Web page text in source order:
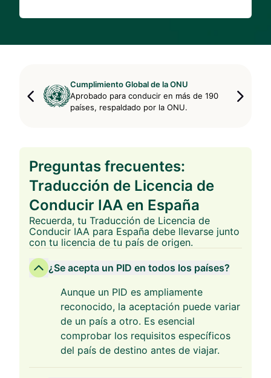
Cumplimiento Global de la ONU
Aprobado para conducir en más de 190
países, respaldado por la ONU.
Preguntas frecuentes:
Traducción de Licencia de
Conducir IAA en España
Recuerda, tu Traducción de Licencia de
Conducir IAA para España debe llevarse junto
con tu licencia de tu país de origen.
¿Se acepta un PID en todos los países?
Aunque un PID es ampliamente
reconocido, la aceptación puede variar
de un país a otro. Es esencial
comprobar los requisitos específicos
del país de destino antes de viajar.